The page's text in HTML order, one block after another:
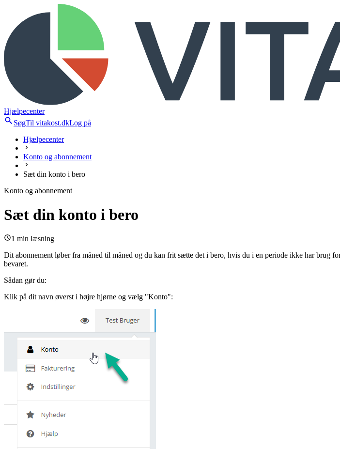
Hjælpecenter
SøgTil vitakost.dkLog på
Hjælpecenter
Konto og abonnement
Sæt din konto i bero
Konto og abonnement
Sæt din konto i bero
1 min læsning
Dit abonnement løber fra måned til måned og du kan frit sætte det i bero, hvis du i en periode ikke har brug
bevaret.
Sådan gør du:
Klik på dit navn øverst i højre hjørne og vælg "Konto":